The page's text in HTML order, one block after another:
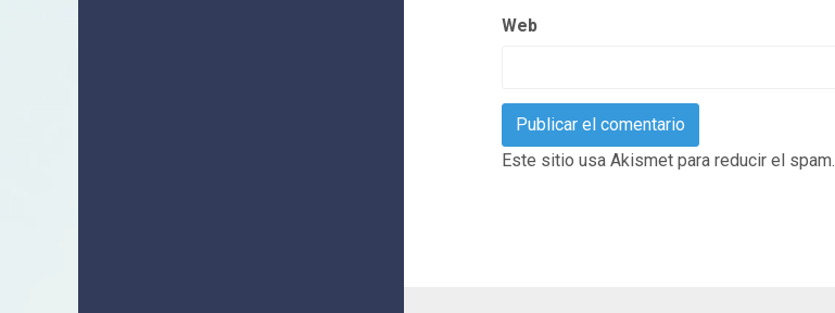
Web
Este sitio usa Akismet para reducir el spam.